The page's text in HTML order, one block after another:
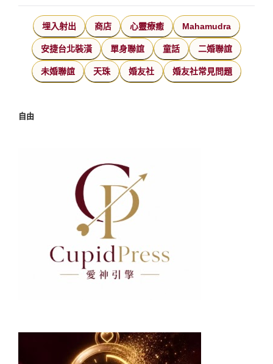
埋入射出 商店 心靈療癒 Mahamudra
安捷台北裝潢 單身聯誼 童話 二婚聯誼
未婚聯誼 天珠 婚友社 婚友社常見問題
自由